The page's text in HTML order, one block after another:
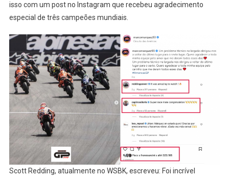
isso com um post no Instagram que recebeu agradecimento
especial de três campeões mundiais.
Scott Redding, atualmente no WSBK, escreveu: Foi incrível